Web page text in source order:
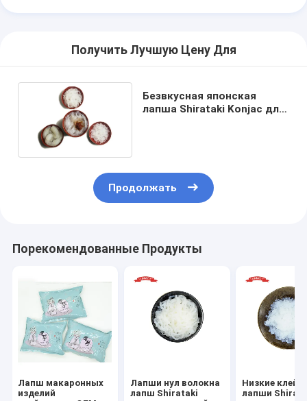
Получить Лучшую Цену Для
Безвкусная японская
лапша Shirataki Konjac для
Продолжать
Порекомендованные Продукты
Лапш макаронных
изделий
Лапши нул волокна
лапш Shirataki
Низкие
лапши